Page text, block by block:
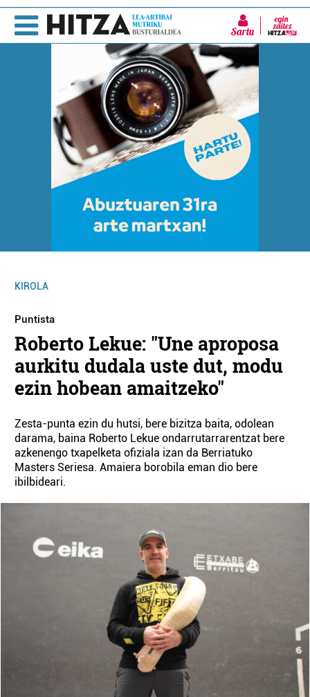
Sartu
KIROLA
Puntista
Roberto Lekue: "Une aproposa
aurkitu dudala uste dut, modu
ezin hobean amaitzeko"
Zesta-punta ezin du hutsi, bere bizitza baita, odolean
darama, baina Roberto Lekue ondarrutarrarentzat bere
azkenengo txapelketa ofiziala izan da Berriatuko
Masters Seriesa. Amaiera borobila eman dio bere
ibilbideari.